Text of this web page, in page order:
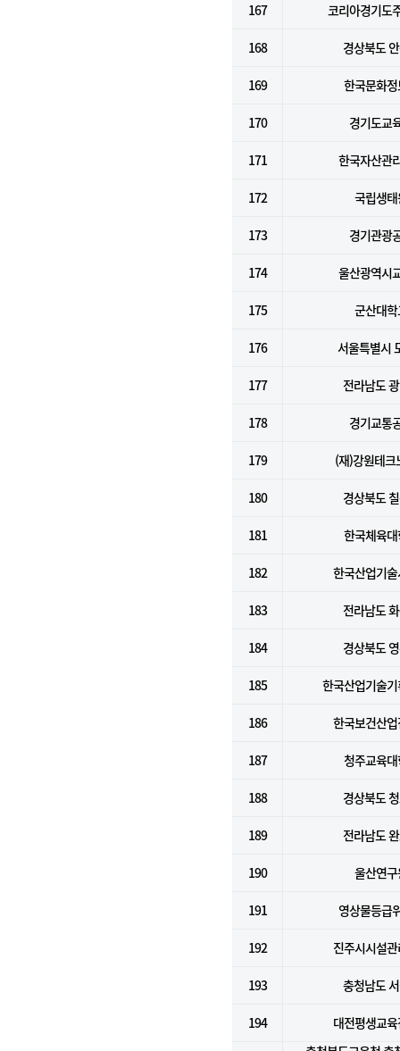
167 코리아경기도
168 경상북도
169 한국문화
170 경기도교
171 한국자산관
172 국립생
173 경기관광
174 울산광역시
175 군산대
176 서울특별시
177 전라남도
178 경기교통
179 (재)강원테크
180 경상북도
181 한국체육
182 한국산업기
183 전라남도
184 경상북도
185 한국산업기술
186 한국보건산
187 청주교육
188 경상북도
189 전라남도
190 울산연
191 영상물등급
192 진주시시설
193 충청남도
194 대전평생교